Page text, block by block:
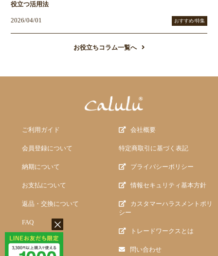
役立つ活用法
2026/04/01 おすすめ/特集
お役立ちコラム一覧へ
ご利用ガイド
会員登録について
納期について
お支払について
返品・交換について
FAQ
会社概要
特定商取引に基づく表記
プライバシーポリシー
情報セキュリティ基本方針
カスタマーハラスメントポリ
シー
トレードワークスとは
問い合わせ